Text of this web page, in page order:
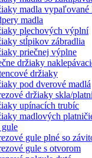
madla vypaľované
madla
plechových výplní
stĺpikov zábradlia
priečnej výplne
držiaky
držiaky
pod dverové madlá
držiaky skla/
upínacích trubíc
madlových
gule plné so
gule s otvorom